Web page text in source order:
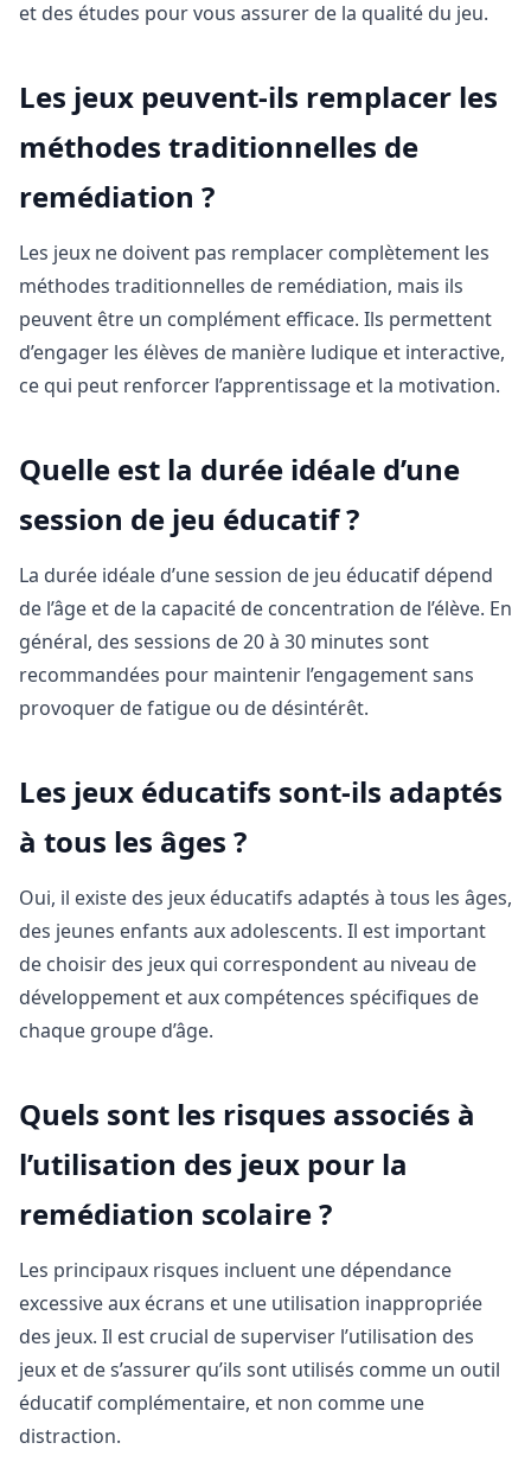
et des études pour vous assurer de la qualité du jeu.
Les jeux peuvent-ils remplacer les
méthodes traditionnelles de
remédiation ?
Les jeux ne doivent pas remplacer complètement les
méthodes traditionnelles de remédiation, mais ils
peuvent être un complément efficace. Ils permettent
d’engager les élèves de manière ludique et interactive,
ce qui peut renforcer l’apprentissage et la motivation.
Quelle est la durée idéale d’une
session de jeu éducatif ?
La durée idéale d’une session de jeu éducatif dépend
de l’âge et de la capacité de concentration de l’élève. En
général, des sessions de 20 à 30 minutes sont
recommandées pour maintenir l’engagement sans
provoquer de fatigue ou de désintérêt.
Les jeux éducatifs sont-ils adaptés
à tous les âges ?
Oui, il existe des jeux éducatifs adaptés à tous les âges,
des jeunes enfants aux adolescents. Il est important
de choisir des jeux qui correspondent au niveau de
développement et aux compétences spécifiques de
chaque groupe d’âge.
Quels sont les risques associés à
l’utilisation des jeux pour la
remédiation scolaire ?
Les principaux risques incluent une dépendance
excessive aux écrans et une utilisation inappropriée
des jeux. Il est crucial de superviser l’utilisation des
jeux et de s’assurer qu’ils sont utilisés comme un outil
éducatif complémentaire, et non comme une
distraction.